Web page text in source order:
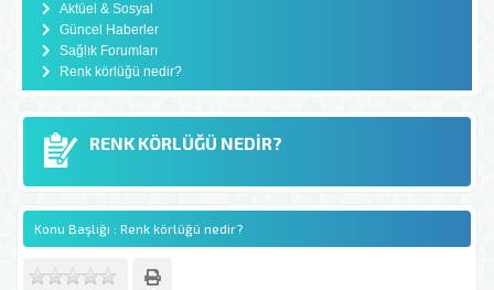
Aktüel & Sosyal
Güncel Haberler
Sağlık Forumları
Renk körlüğü nedir?
RENK KÖRLÜĞÜ NEDIR?
Konu Başlığı : Renk körlüğü nedir?